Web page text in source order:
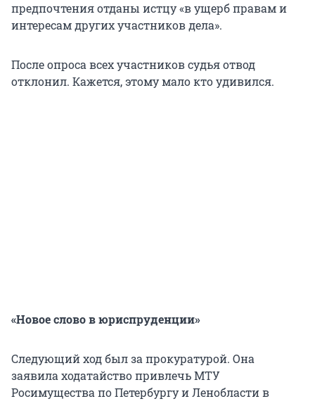
предпочтения отданы истцу «в ущерб правам и
интересам других участников дела».
После опроса всех участников судья отвод
отклонил. Кажется, этому мало кто удивился.
«Новое слово в юриспруденции»
Следующий ход был за прокуратурой. Она
заявила ходатайство привлечь МТУ
Росимущества по Петербургу и Ленобласти в